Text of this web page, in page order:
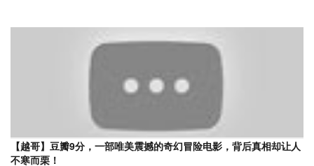
【越哥】豆瓣9分，一部唯美震撼的奇幻冒险电影，背后真相却让人
不寒而栗！